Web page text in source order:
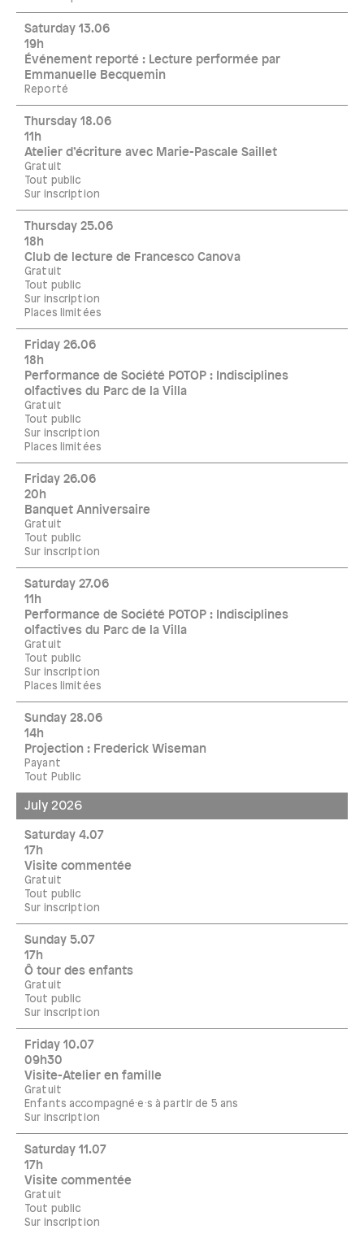
Saturday 13.06
19h
Événement reporté : Lecture performée par
Emmanuelle Becquemin
Reporté
Thursday 18.06
11h
Atelier d’écriture avec Marie-Pascale Saillet
Gratuit
Tout public
Sur inscription
Thursday 25.06
18h
Club de lecture de Francesco Canova
Gratuit
Tout public
Sur inscription
Places limitées
Friday 26.06
18h
Performance de Société POTOP : Indisciplines
olfactives du Parc de la Villa
Gratuit
Tout public
Sur inscription
Places limitées
Friday 26.06
20h
Banquet Anniversaire
Gratuit
Tout public
Sur inscription
Saturday 27.06
11h
Performance de Société POTOP : Indisciplines
olfactives du Parc de la Villa
Gratuit
Tout public
Sur inscription
Places limitées
Sunday 28.06
14h
Projection : Frederick Wiseman
Payant
Tout Public
July 2026
Saturday 4.07
17h
Visite commentée
Gratuit
Tout public
Sur inscription
Sunday 5.07
17h
Ô tour des enfants
Gratuit
Tout public
Sur inscription
Friday 10.07
09h30
Visite-Atelier en famille
Gratuit
Enfants accompagné·e·s à partir de 5 ans
Sur inscription
Saturday 11.07
17h
Visite commentée
Gratuit
Tout public
Sur inscription